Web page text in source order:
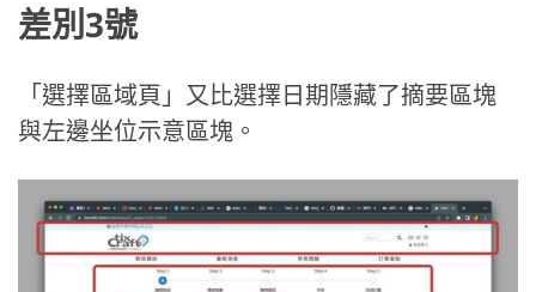
差別3號
「選擇區域頁」又比選擇日期隱藏了摘要區塊
與左邊坐位示意區塊。